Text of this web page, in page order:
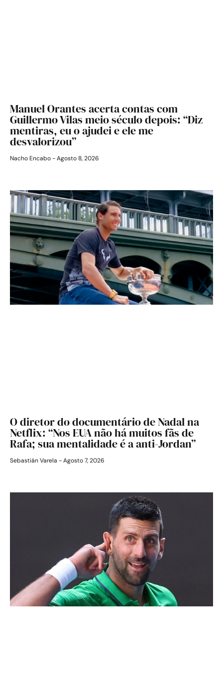
Manuel Orantes acerta contas com
Guillermo Vilas meio século depois: “Diz
mentiras, eu o ajudei e ele me
desvalorizou”
Nacho Encabo Agosto 8, 2026
O diretor do documentário de Nadal na
Netflix: “Nos EUA não há muitos fãs de
Rafa; sua mentalidade é a anti-Jordan”
Sebastián Varela Agosto 7, 2026